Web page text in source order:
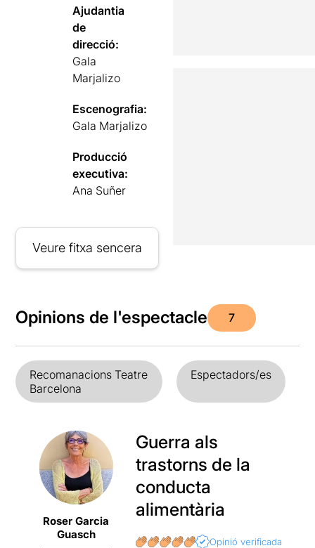
Ajudantia
de
direcció:
Gala
Marjalizo
Escenografia:
Gala Marjalizo
Producció
executiva:
Ana Suñer
Veure fitxa sencera
Opinions de l'espectacle 7
Recomanacions Teatre
Barcelona
Espectadors/es
Roser Garcia
Guasch
Guerra als
trastorns de la
conducta
alimentària
Opinió verificada